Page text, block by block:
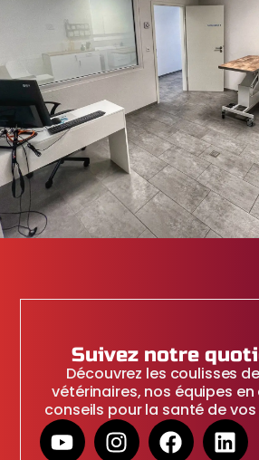
Suivez notre
Découvrez les coulisses
vétérinaires, nos équipes
conseils pour la santé de